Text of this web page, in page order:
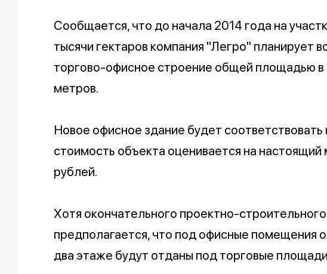
Сообщается, что до начала 2014 года на
тысячи гектаров компания "Легро" планирует
торгово-офисное строение общей площадью в
метров.
Новое офисное здание будет соответствовать
стоимость объекта оценивается на
рублей.
Хотя окончательного проектно-
предполагается, что под офисные помещения
два этаже будут отданы под торговые